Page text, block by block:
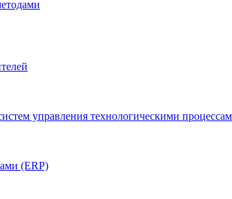
управления технологическими
(ERP)